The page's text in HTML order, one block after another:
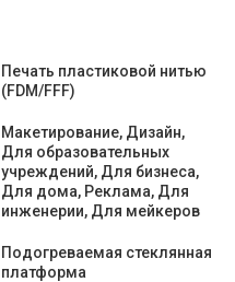
Печать пластиковой нитью
(FDM/FFF)
Макетирование, Дизайн,
Для образовательных
учреждений, Для бизнеса,
Для дома, Реклама, Для
инженерии, Для мейкеров
Подогреваемая стеклянная
платформа